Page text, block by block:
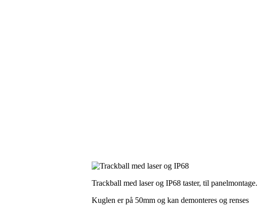
Trackball med laser og IP68 taster, til panelmontage.
Kuglen er på 50mm og kan demonteres og renses